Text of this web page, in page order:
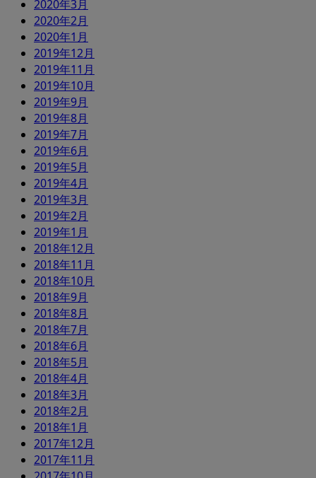
2020年3月
2020年2月
2020年1月
2019年12月
2019年11月
2019年10月
2019年9月
2019年8月
2019年7月
2019年6月
2019年5月
2019年4月
2019年3月
2019年2月
2019年1月
2018年12月
2018年11月
2018年10月
2018年9月
2018年8月
2018年7月
2018年6月
2018年5月
2018年4月
2018年3月
2018年2月
2018年1月
2017年12月
2017年11月